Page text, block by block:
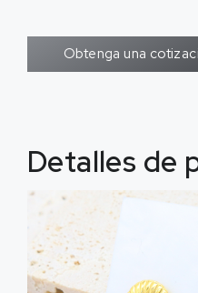
Obtenga una
Detalles de